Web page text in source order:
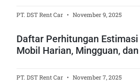
PT. DST Rent Car November 9, 2025
Daftar Perhitungan
Mobil Harian, Mingguan,
PT. DST Rent Car November 7, 2025